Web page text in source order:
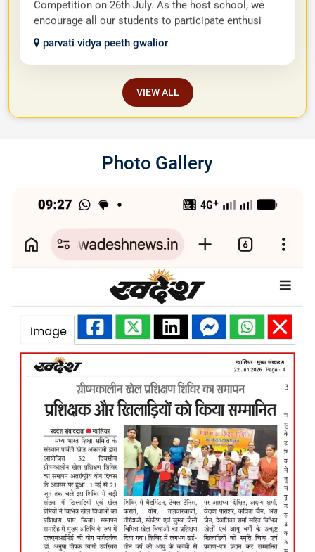
Competition on 26th July. As the host school, we
encourage all our students to participate enthusi
parvati vidya peeth gwalior
VIEW ALL
Photo Gallery